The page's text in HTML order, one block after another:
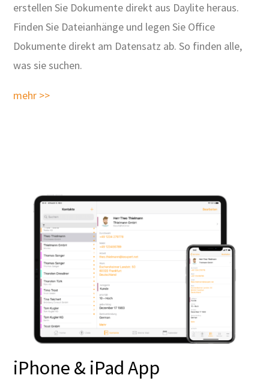
erstellen Sie Dokumente direkt aus Daylite heraus.
Finden Sie Dateianhänge und legen Sie Office
Dokumente direkt am Datensatz ab. So finden alle,
was sie suchen.
mehr >>
iPhone & iPad App